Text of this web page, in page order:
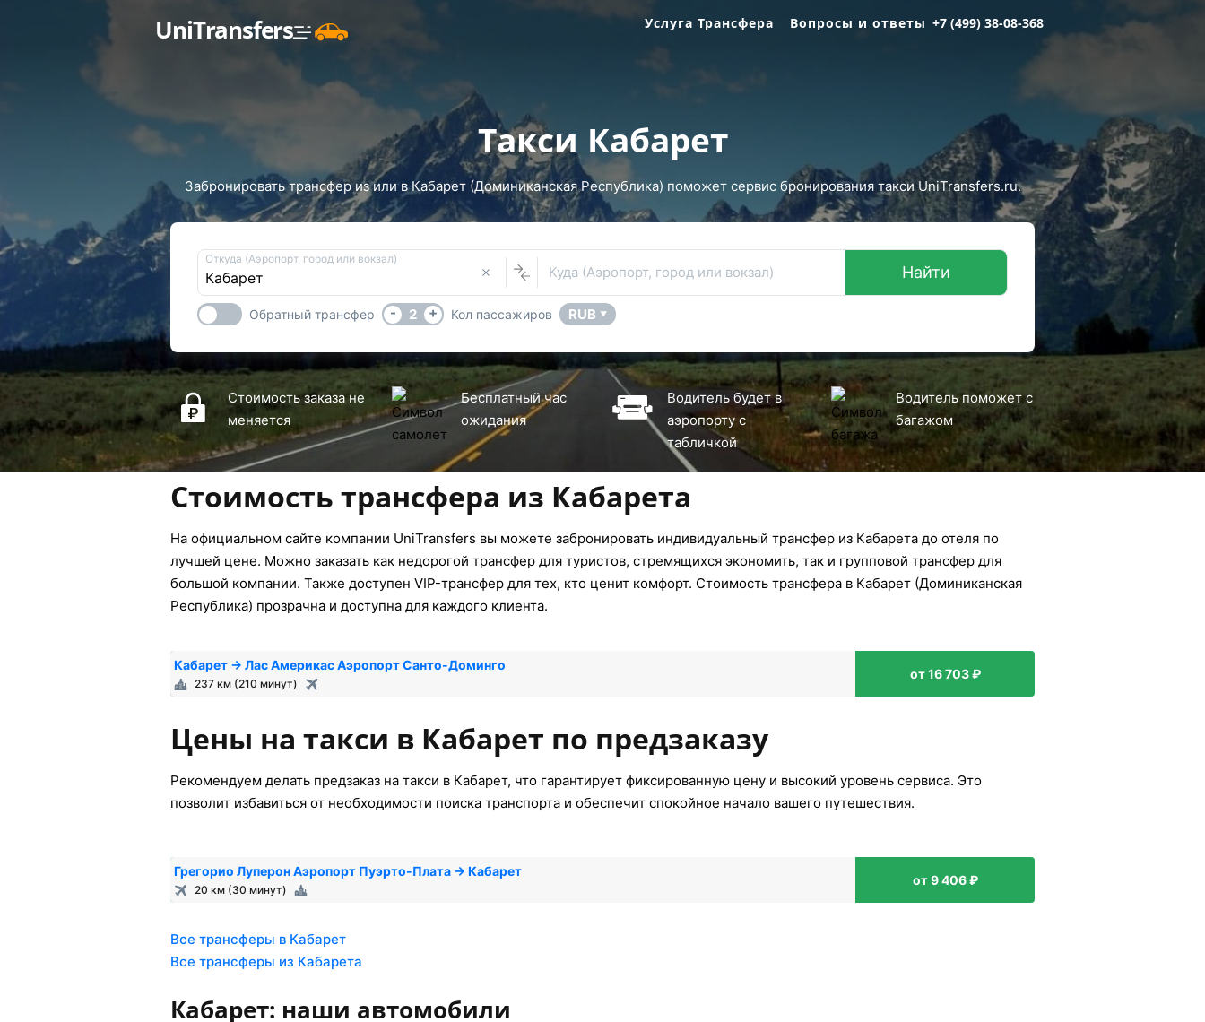
UniTransfers Услуга Трансфера Вопросы и ответы +7 (499) 38-08-368
Такси Кабарет
Забронировать трансфер из или в Кабарет (Доминиканская Республика) поможет сервис бронирования такси UniTransfers.ru.
Откуда (Аэропорт, город или вокзал)
Куда (Аэропорт, город или вокзал) Найти
Обратный трансфер - 2 + Кол пассажиров RUB ▼
Стоимость заказа не
меняется
Бесплатный час
ожидания
Водитель будет в
аэропорту с
табличкой
Водитель поможет с
багажом
Стоимость трансфера из Кабарета
На официальном сайте компании UniTransfers вы можете забронировать индивидуальный трансфер из Кабарета до отеля по
лучшей цене. Можно заказать как недорогой трансфер для туристов, стремящихся экономить, так и групповой трансфер для
большой компании. Также доступен VIP-трансфер для тех, кто ценит комфорт. Стоимость трансфера в Кабарет (Доминиканская
Республика) прозрачна и доступна для каждого клиента.
Кабарет → Лас Америкас Аэропорт Санто-Доминго
237 км (210 минут)
от 16 703 ₽
Цены на такси в Кабарет по предзаказу
Рекомендуем делать предзаказ на такси в Кабарет, что гарантирует фиксированную цену и высокий уровень сервиса. Это
позволит избавиться от необходимости поиска транспорта и обеспечит спокойное начало вашего путешествия.
Грегорио Луперон Аэропорт Пуэрто-Плата → Кабарет
20 км (30 минут)
от 9 406 ₽
Все трансферы в Кабарет
Все трансферы из Кабарета
Кабарет: наши автомобили